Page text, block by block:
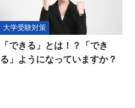
大学受験対策
「できる」とは！？「でき
る」ようになっていますか？